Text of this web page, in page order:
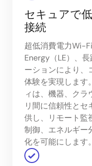
セキュアで
接続
超低消費電力Wi-
Energy（LE）、
ーションにより、
体験を実現します
ィは、機器、ク
リ間に信頼性とセ
供し、リモート監
制御、エネルギー
化を可能にします。